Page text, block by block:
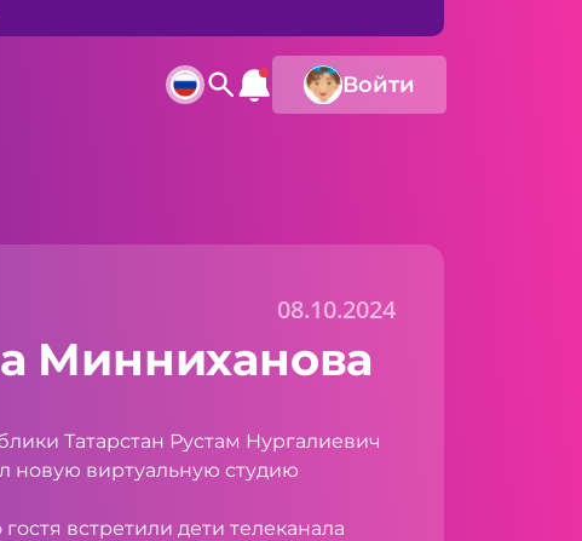
Войти
08.10.2024
Минниханова
Татарстан Рустам Нургалиевич
новую виртуальную студию
встретили дети телеканала